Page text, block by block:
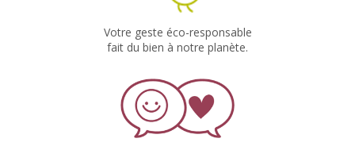
Votre geste éco-responsable
fait du bien à notre planète.